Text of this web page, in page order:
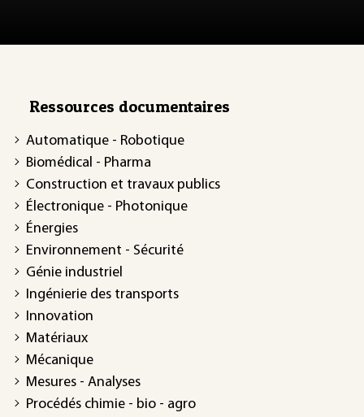
Ressources documentaires
Automatique - Robotique
Biomédical - Pharma
Construction et travaux publics
Électronique - Photonique
Énergies
Environnement - Sécurité
Génie industriel
Ingénierie des transports
Innovation
Matériaux
Mécanique
Mesures - Analyses
Procédés chimie - bio - agro